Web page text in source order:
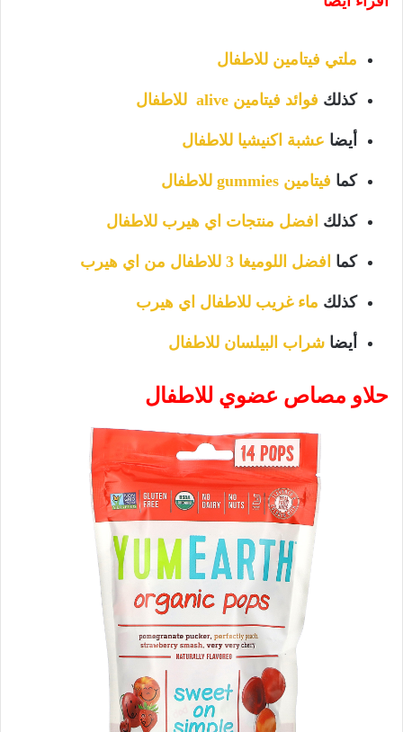
ملتي فيتامين للاطفال
كذلك فوائد فيتامين alive للاطفال
أيضا عشبة اكنيشيا للاطفال
كما فيتامين gummies للاطفال
كذلك افضل منتجات اي هيرب للاطفال
كما افضل اللوميغا 3 للاطفال من اي هيرب
كذلك ماء غريب للاطفال اي هيرب
أيضا شراب البيلسان للاطفال
حلاو مصاص عضوي للاطفال